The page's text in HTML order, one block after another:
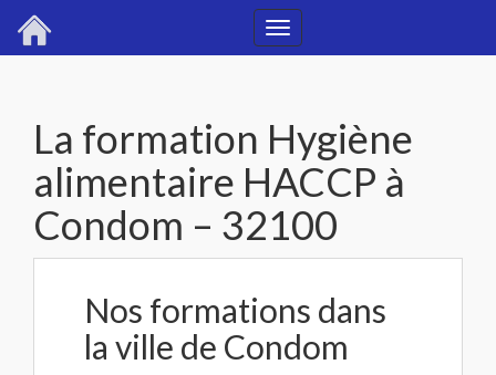
Toggle
La formation Hygiène
alimentaire HACCP à
Condom – 32100
Nos formations dans
la ville de Condom